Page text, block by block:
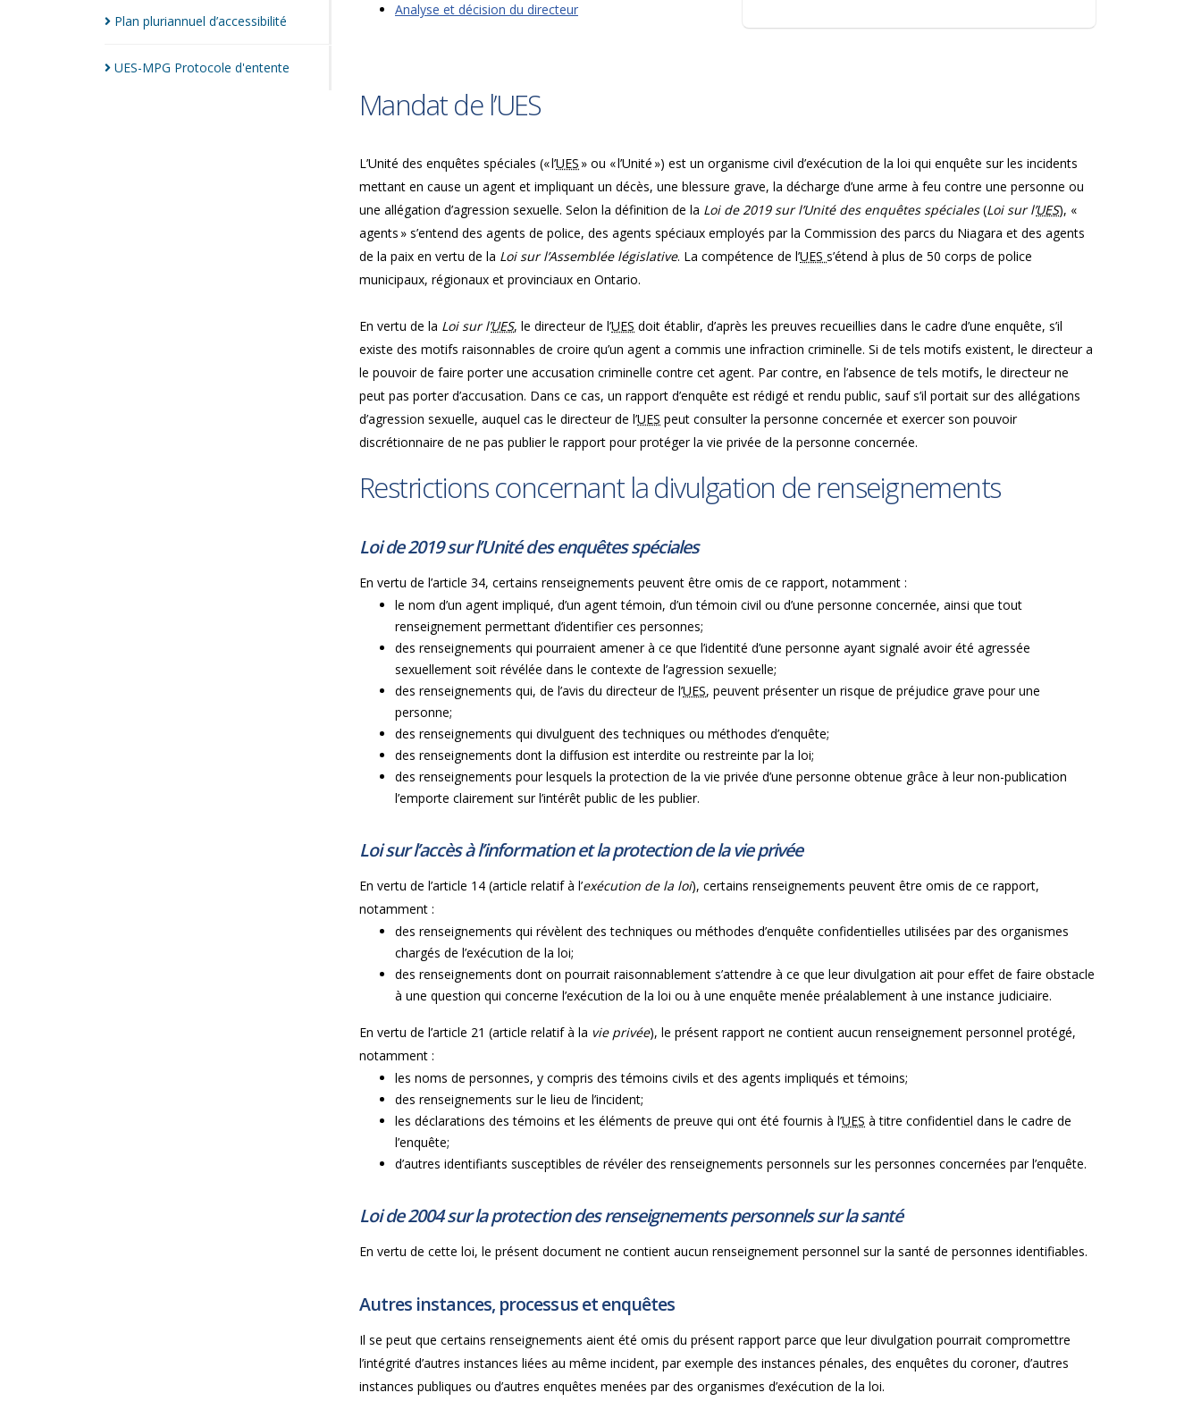
Plan pluriannuel d’accessibilité
UES-MPG Protocole d'entente
Analyse et décision du directeur
Mandat de l’UES
L’Unité des enquêtes spéciales (« l’UES » ou « l’Unité ») est un organisme civil d’exécution de la loi qui enquête sur les incidents
mettant en cause un agent et impliquant un décès, une blessure grave, la décharge d’une arme à feu contre une personne ou
une allégation d’agression sexuelle. Selon la définition de la Loi de 2019 sur l’Unité des enquêtes spéciales(Loi sur l’UES), «
agents » s’entend des agents de police, des agents spéciaux employés par la Commission des parcs du Niagara et des agents
de la paix en vertu de la Loi sur l’Assemblée législative. La compétence de l’UES s’étend à plus de 50 corps de police
municipaux, régionaux et provinciaux en Ontario.
En vertu de la Loi sur l’UES, le directeur de l’UES doit établir, d’après les preuves recueillies dans le cadre d’une enquête, s’il
existe des motifs raisonnables de croire qu’un agent a commis une infraction criminelle. Si de tels motifs existent, le directeur a
le pouvoir de faire porter une accusation criminelle contre cet agent. Par contre, en l’absence de tels motifs, le directeur ne
peut pas porter d’accusation. Dans ce cas, un rapport d’enquête est rédigé et rendu public, sauf s’il portait sur des allégations
d’agression sexuelle, auquel cas le directeur de l’UES peut consulter la personne concernée et exercer son pouvoir
discrétionnaire de ne pas publier le rapport pour protéger la vie privée de la personne concernée.
Restrictions concernant la divulgation de renseignements
Loi de 2019 sur l’Unité des enquêtes spéciales
En vertu de l’article 34, certains renseignements peuvent être omis de ce rapport, notamment :
le nom d’un agent impliqué, d’un agent témoin, d’un témoin civil ou d’une personne concernée, ainsi que tout
renseignement permettant d’identifier ces personnes;
des renseignements qui pourraient amener à ce que l’identité d’une personne ayant signalé avoir été agressée
sexuellement soit révélée dans le contexte de l’agression sexuelle;
des renseignements qui, de l’avis du directeur de l’UES, peuvent présenter un risque de préjudice grave pour une
personne;
des renseignements qui divulguent des techniques ou méthodes d’enquête;
des renseignements dont la diffusion est interdite ou restreinte par la loi;
des renseignements pour lesquels la protection de la vie privée d’une personne obtenue grâce à leur non-publication
l’emporte clairement sur l’intérêt public de les publier.
Loi sur l’accès à l’information et la protection de la vie privée
En vertu de l’article 14 (article relatif à l’exécution de la loi), certains renseignements peuvent être omis de ce rapport,
notamment :
des renseignements qui révèlent des techniques ou méthodes d’enquête confidentielles utilisées par des organismes
chargés de l’exécution de la loi;
des renseignements dont on pourrait raisonnablement s’attendre à ce que leur divulgation ait pour effet de faire obstacle
à une question qui concerne l’exécution de la loi ou à une enquête menée préalablement à une instance judiciaire.
En vertu de l’article 21 (article relatif à la vie privée), le présent rapport ne contient aucun renseignement personnel protégé,
notamment :
les noms de personnes, y compris des témoins civils et des agents impliqués et témoins;
des renseignements sur le lieu de l’incident;
les déclarations des témoins et les éléments de preuve qui ont été fournis à l’UES à titre confidentiel dans le cadre de
l’enquête;
d’autres identifiants susceptibles de révéler des renseignements personnels sur les personnes concernées par l’enquête.
Loi de 2004 sur la protection des renseignements personnels sur la santé
En vertu de cette loi, le présent document ne contient aucun renseignement personnel sur la santé de personnes identifiables.
Autres instances, processus et enquêtes
Il se peut que certains renseignements aient été omis du présent rapport parce que leur divulgation pourrait compromettre
l’intégrité d’autres instances liées au même incident, par exemple des instances pénales, des enquêtes du coroner, d’autres
instances publiques ou d’autres enquêtes menées par des organismes d’exécution de la loi.